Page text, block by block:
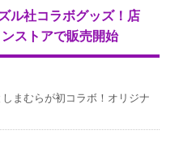
ル社コラボグッズ！店
ストアで販売開始
まむらが初コラボ！オリジナ